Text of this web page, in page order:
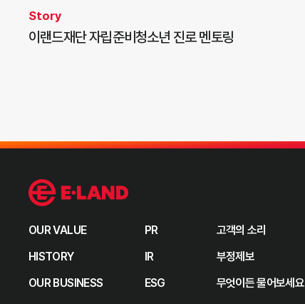
Story
이랜드재단 자립준비청소년 진로 멘토링
OUR VALUE
HISTORY
OUR BUSINESS
PR
IR
ESG
고객의 소리
부정제보
무엇이든 물어보세요